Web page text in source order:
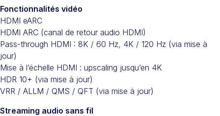
Fonctionnalités vidéo
HDMI eARC
HDMI ARC (canal de retour audio HDMI)
Pass-through HDMI : 8K / 60 Hz, 4K / 120 Hz (via mise à
jour)
Mise à l’échelle HDMI : upscaling jusqu’en 4K
HDR 10+ (via mise à jour)
VRR / ALLM / QMS / QFT (via mise à jour)
Streaming audio sans fil